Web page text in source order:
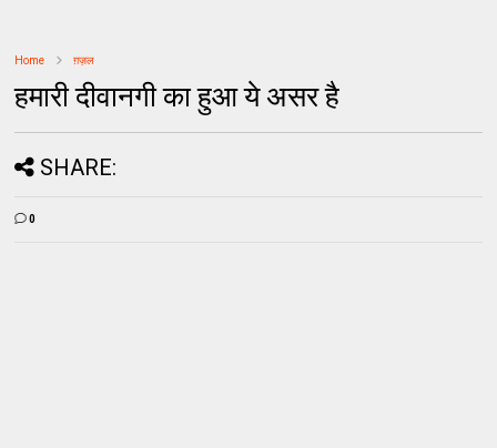
Home ग़ज़ल
हमारी दीवानगी का हुआ ये असर है
SHARE:
0